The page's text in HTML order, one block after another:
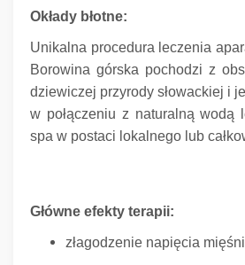
Okłady błotne:
Unikalna procedura leczenia
Borowina górska pochodzi z
dziewiczej przyrody słowackiej i
w połączeniu z naturalną wodą
spa w postaci lokalnego lub
Główne efekty terapii:
złagodzenie napięcia